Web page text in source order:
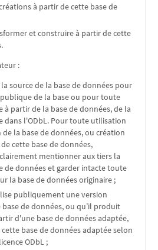
à partir de cette base de
et construire à partir de cette
:
source de la base de données pour
de la base ou pour toute
partir de la base de données, de la
dans l'ODbL. Pour toute utilisation
la base de données, ou création
cette base de données,
mentionner aux tiers la
de données et garder intacte toute
la base de données originaire ;
publiquement une version
de données, ou qu’il produit
d'une base de données adaptée,
base de données adaptée selon
ODbL ;